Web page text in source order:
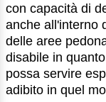
con capacità di
anche all'interno
delle aree
disabile in
possa servire
adibito in quel